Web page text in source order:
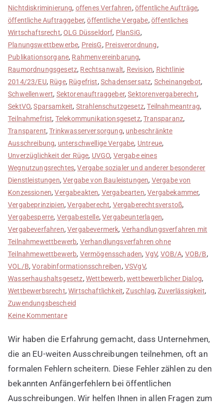
Nichtdiskriminierung, offenes Verfahren, öffentliche Aufträge,
öffentliche Auftraggeber,öffentliche Vergabe,öffentliches
Wirtschaftsrecht,OLG Düsseldorf, PlanSiG,
Planungswettbewerbe, PreisG, Preisverordnung,
Publikationsorgane, Rahmenvereinbarung,
Raumordnungsgesetz, Rechtsanwalt, Revision, Richtlinie
2014/23/EU, Rüge, Rügefrist, Schadensersatz, Scheinangebot,
Schwellenwert, Sektorenauftraggeber,Sektorenvergaberecht,
SektVO,Sparsamkeit, Strahlenschutzgesetz,Teilnahmeantrag,
Teilnahmefrist, Telekommunikationsgesetz,Transparanz,
Transparent,Trinkwasserversorgung, unbeschränkte
Ausschreibung, unterschwellige Vergabe, Untreue,
Unverzüglichkeit der Rüge, UVGO, Vergabe eines
Wegnutzungsrechtes,Vergabe sozialer und anderer besonderer
Dienstleistungen,Vergabe von Bauleistungen, Vergabe von
Konzessionen,Vergabeakten, Vergabearten,Vergabekammer,
Vergabeprinzipien,Vergaberecht, Vergaberechtsverstoß,
Vergabesperre, Vergabestelle,Vergabeunterlagen,
Vergabeverfahren,Vergabevermerk, Verhandlungsverfahren mit
Teilnahmewettbewerb, Verhandlungsverfahren ohne
Teilnahmewettbewerb, Vermögensschaden, VgV, VOB/A, VOB/B,
VOL/B,Vorabinformationsschreiben, VSVgV,
Wasserhaushaltsgesetz, Wettbewerb, wettbewerblicher Dialog,
Wettbewerbsrecht,Wirtschaftlichkeit,Zuschlag,Zuverlässigkeit,
Zuwendungsbescheid
Keine Kommentarezu
bei
öffentlichen
Ausschreibungen
Wir haben die Erfahrung gemacht, dass Unternehmen,
die an EU-weiten Ausschreibungen teilnehmen, oft an
formalen Fehlern scheitern. Diese Fehler zählen zu den
bekannten Anfängerfehlern bei öffentlichen
Ausschreibungen. Wir helfen Ihnen in allen Fragen zum